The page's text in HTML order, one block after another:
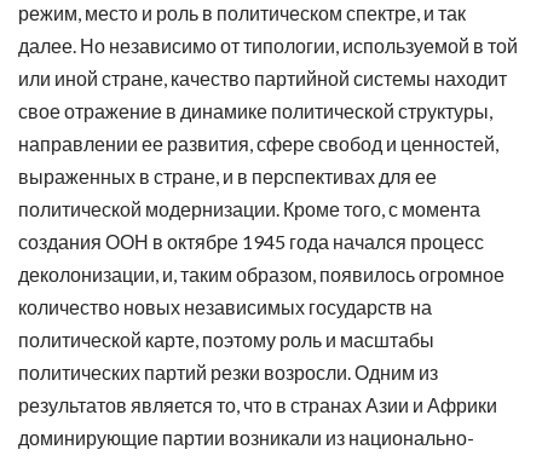
режим, место и роль в политическом спектре, и так
далее. Но независимо от типологии, используемой в той
или иной стране, качество партийной системы находит
свое отражение в динамике политической структуры,
направлении ее развития, сфере свобод и ценностей,
выраженных в стране, и в перспективах для ее
политической модернизации. Кроме того, с момента
создания ООН в октябре 1945 года начался процесс
деколонизации, и, таким образом, появилось огромное
количество новых независимых государств на
политической карте, поэтому роль и масштабы
политических партий резки возросли. Одним из
результатов является то, что в странах Азии и Африки
доминирующие партии возникали из национально-